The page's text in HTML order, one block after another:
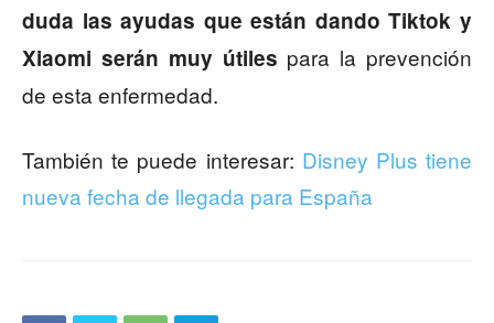
duda las ayudas que están dando Tiktok y
Xiaomi serán muy útiles para la prevención
de esta enfermedad.
También te puede interesar: Disney Plus tiene
nueva fecha de llegada para España